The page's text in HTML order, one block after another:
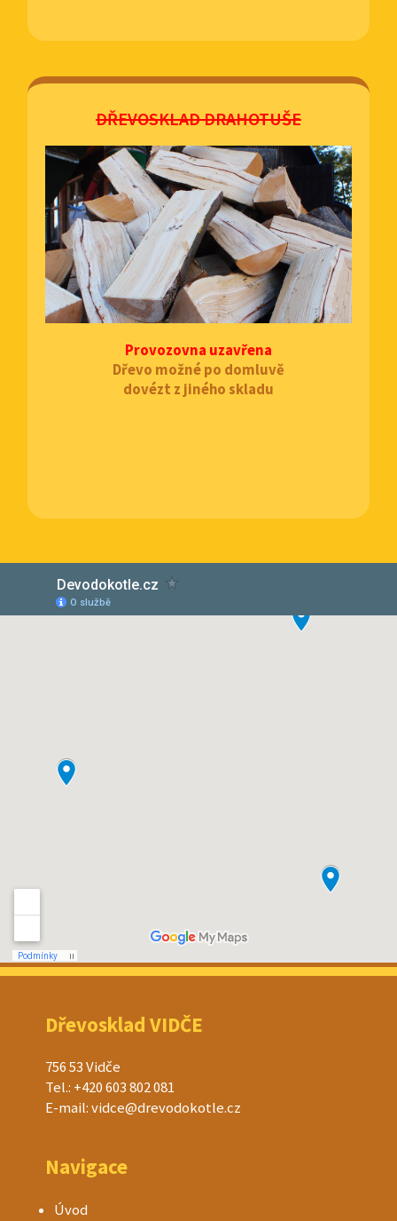
DŘEVOSKLAD DRAHOTUŠE
Provozovna uzavřena
Dřevo možné po domluvě
dovézt z jiného skladu
Dřevosklad VIDČE
756 53 Vidče
Tel.: +420 603 802 081
E-mail: vidce@drevodokotle.cz
Navigace
Úvod